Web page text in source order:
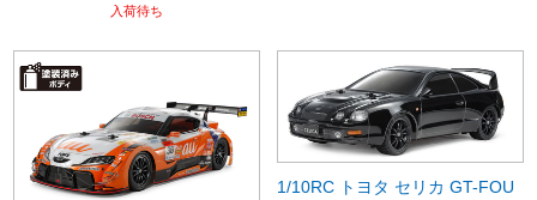
入荷待ち
1/10RC トヨタ セリカ GT-FOU